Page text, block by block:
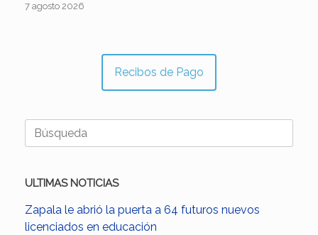
7 agosto 2026
Recibos de Pago
Buscar:
ULTIMAS NOTICIAS
Zapala le abrió la puerta a 64 futuros nuevos
licenciados en educación